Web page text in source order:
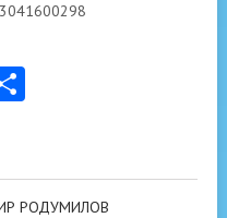
РОДУМИЛОВ